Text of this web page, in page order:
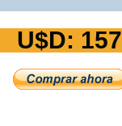
U$D: 157